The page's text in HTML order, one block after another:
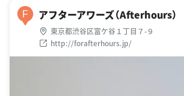
F アフターアワーズ（Afterhours）
東京都渋谷区富ケ谷１丁目７-９
http://forafterhours.jp/